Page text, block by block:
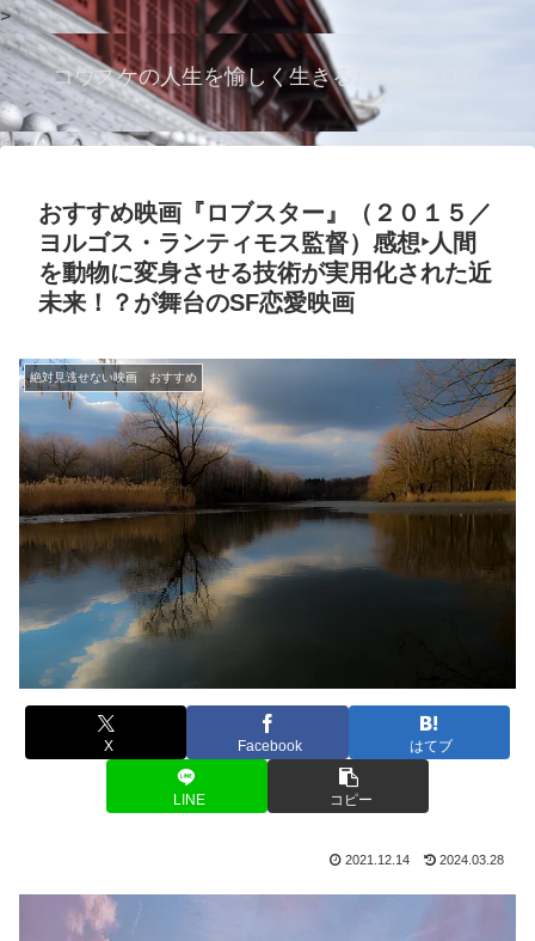
>
コウスケの人生を愉しく生きるためのブログ
おすすめ映画『ロブスター』（２０１５／
ヨルゴス・ランティモス監督）感想‣人間
を動物に変身させる技術が実用化された近
未来！？が舞台のSF恋愛映画
絶対見逃せない映画 おすすめ
X Facebook はてブ
LINE コピー
2021.12.14 2024.03.28